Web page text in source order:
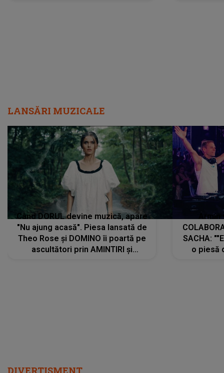
LANSĂRI MUZICALE
Când DORUL devine muzică, apare
"Nu ajung acasă". Piesa lansată de
Theo Rose și DOMINO îi poartă pe
ascultători prin AMINTIRI și
SACHA:
o piesă
DIVERTISMENT